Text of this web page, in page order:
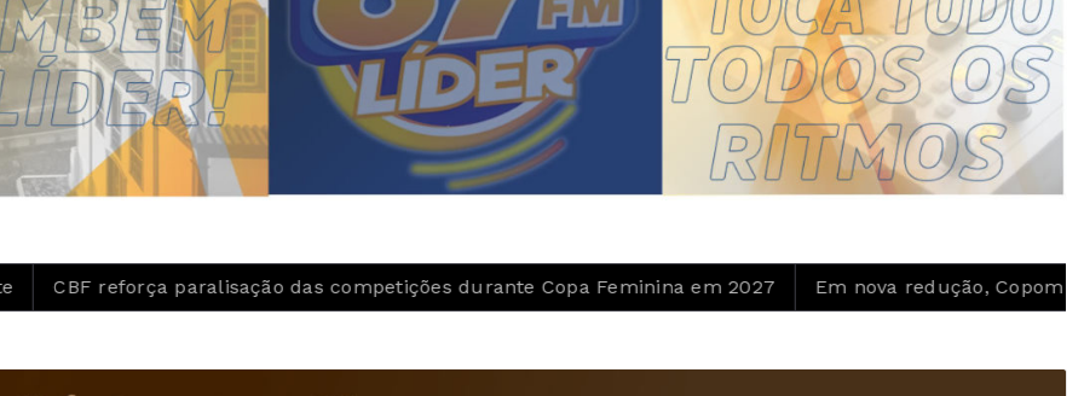
paralisação das competições durante Copa Feminina em 2027 Em nova redução, Copom baixa taxa